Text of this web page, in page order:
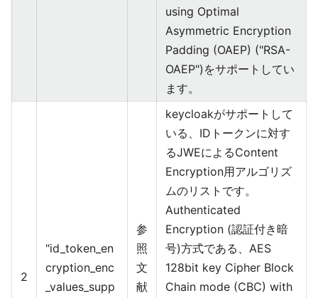
using Optimal
Asymmetric Encryption
Padding (OAEP) ("RSA-
OAEP")をサポートしてい
ます。
2
"id_token_en
cryption_enc
_values_supp
参
照
文
献
keycloakがサポートして
いる、IDトークンに対す
るJWEによるContent
Encryption用アルゴリズ
ムのリストです。
Authenticated
Encryption (認証付き暗
号)方式である、AES
128bit key Cipher Block
Chain mode (CBC) with